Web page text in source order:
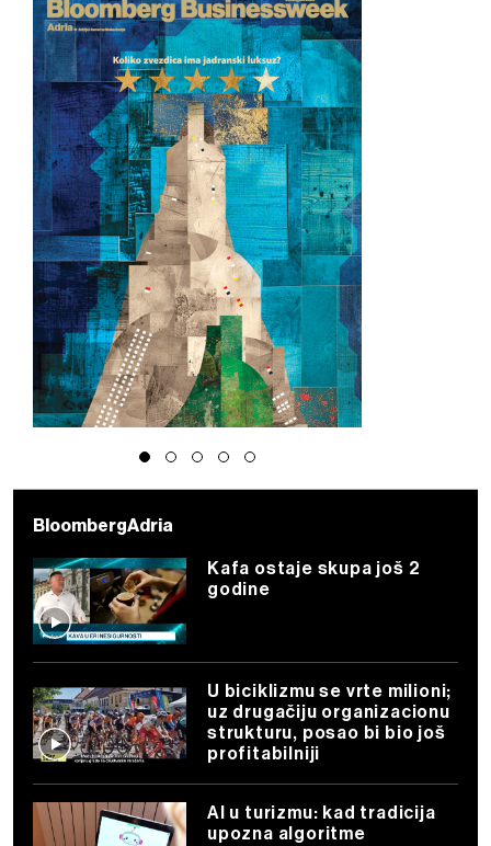
BloombergAdria
Kafa ostaje skupa još 2
godine
U biciklizmu se vrte milioni;
uz drugačiju organizacionu
strukturu, posao bi bio još
profitabilniji
AI u turizmu: kad tradicija
upozna algoritme